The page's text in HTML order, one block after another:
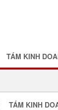
TÁM KINH
TÁM KINH